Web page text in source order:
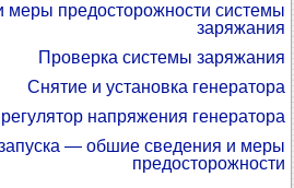
предосторожности системы
заряжания
Проверка системы заряжания
Снятие и установка генератора
напряжения генератора
— обшие сведения и меры
предосторожности